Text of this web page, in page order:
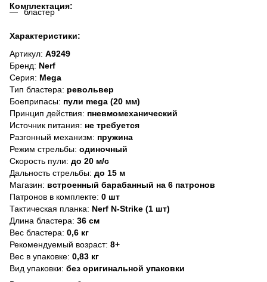
Комплектация:
бластер
Характеристики:
Артикул: A9249
Бренд: Nerf
Серия: Mega
Тип бластера: револьвер
Боеприпасы: пули mega (20 мм)
Принцип действия: пневмомеханический
Источник питания: не требуется
Разгонный механизм: пружина
Режим стрельбы: одиночный
Скорость пули: до 20 м/с
Дальность стрельбы: до 15 м
Магазин: встроенный барабанный на 6 патронов
Патронов в комплекте: 0 шт
Тактическая планка: Nerf N-Strike (1 шт)
Длина бластера: 36 см
Вес бластера: 0,6 кг
Рекомендуемый возраст: 8+
Вес в упаковке: 0,83 кг
Вид упаковки: без оригинальной упаковки